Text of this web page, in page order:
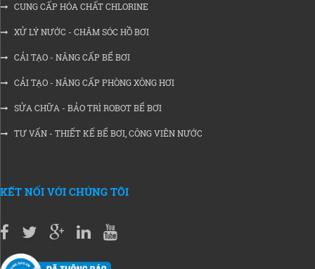
CUNG CẤP HÓA CHẤT CHLORINE
XỬ LÝ NƯỚC - CHĂM SÓC HỒ BƠI
CẢI TẠO - NÂNG CẤP BỂ BƠI
CẢI TẠO - NÂNG CẤP PHÒNG XÔNG HƠI
SỬA CHỮA - BẢO TRÌ ROBOT BỂ BƠI
TƯ VẤN - THIẾT KẾ BỂ BƠI, CÔNG VIÊN NƯỚC
KẾT NỐI VỚI CHÚNG TÔI